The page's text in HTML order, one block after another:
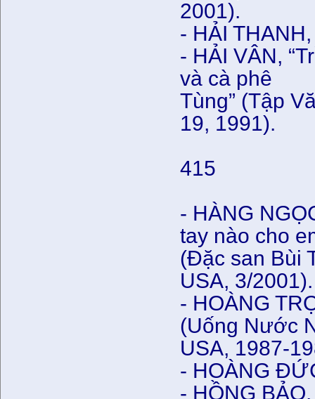
2001).
- HẢI
- HẢI VÂN,
và cà phê
Tùng” (Tập
19, 1991).
415
- HÀNG
tay nào cho
(Đặc san Bùi
USA, 3/2001).
- HOÀNG
(Uống Nước
USA, 1987-
- HOÀNG
- HỒNG